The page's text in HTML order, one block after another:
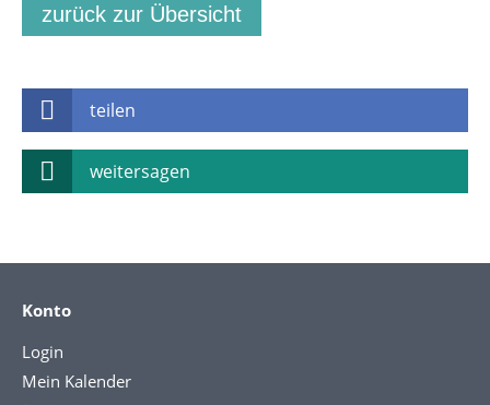
zurück zur Übersicht
teilen
weitersagen
Konto
Login
Mein Kalender